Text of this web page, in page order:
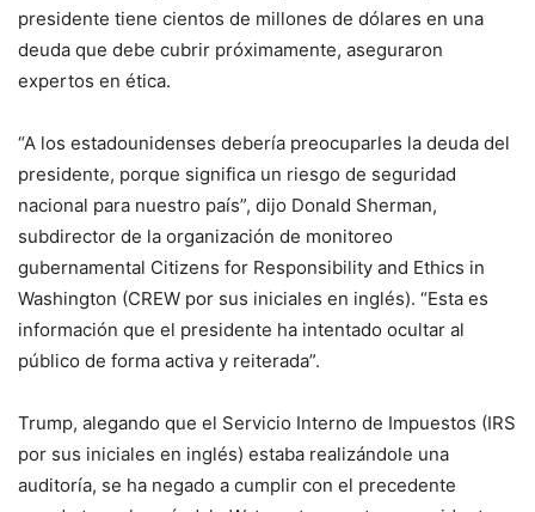
presidente tiene cientos de millones de dólares en una
deuda que debe cubrir próximamente, aseguraron
expertos en ética.
“A los estadounidenses debería preocuparles la deuda del
presidente, porque significa un riesgo de seguridad
nacional para nuestro país”, dijo Donald Sherman,
subdirector de la organización de monitoreo
gubernamental Citizens for Responsibility and Ethics in
Washington (CREW por sus iniciales en inglés). “Esta es
información que el presidente ha intentado ocultar al
público de forma activa y reiterada”.
Trump, alegando que el Servicio Interno de Impuestos (IRS
por sus iniciales en inglés) estaba realizándole una
auditoría, se ha negado a cumplir con el precedente